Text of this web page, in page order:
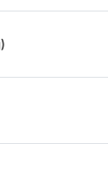
Mobile Interim Company No.2 S.A.L. (وزارة الاتصالات)